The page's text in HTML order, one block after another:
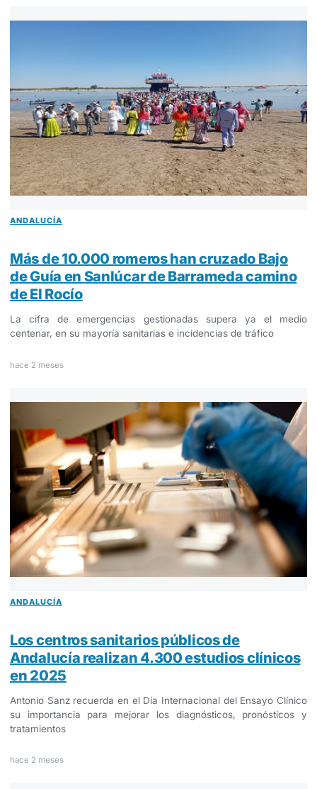
ANDALUCÍA
Más de 10.000 romeros han cruzado Bajo
de Guía en Sanlúcar de Barrameda camino
de El Rocío
La cifra de emergencias gestionadas supera ya el medio
centenar, en su mayoría sanitarias e incidencias de tráfico
hace 2 meses
ANDALUCÍA
Los centros sanitarios públicos de
Andalucía realizan 4.300 estudios clínicos
en 2025
Antonio Sanz recuerda en el Día Internacional del Ensayo Clínico
su importancia para mejorar los diagnósticos, pronósticos y
tratamientos
hace 2 meses